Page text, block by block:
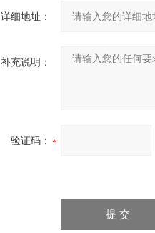
详细地址：
补充说明：
验证码：